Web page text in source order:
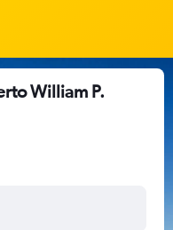
William P.